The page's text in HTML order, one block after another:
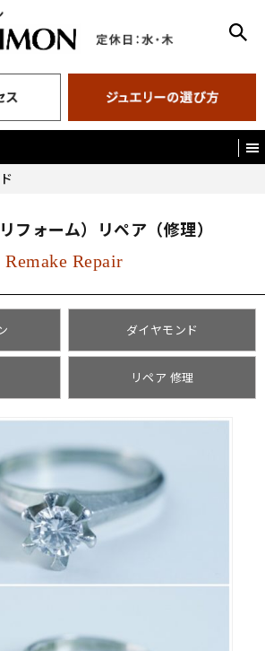
フォーム）リペア（修理）
Remake Repair
ダイヤモンド
リペア 修理